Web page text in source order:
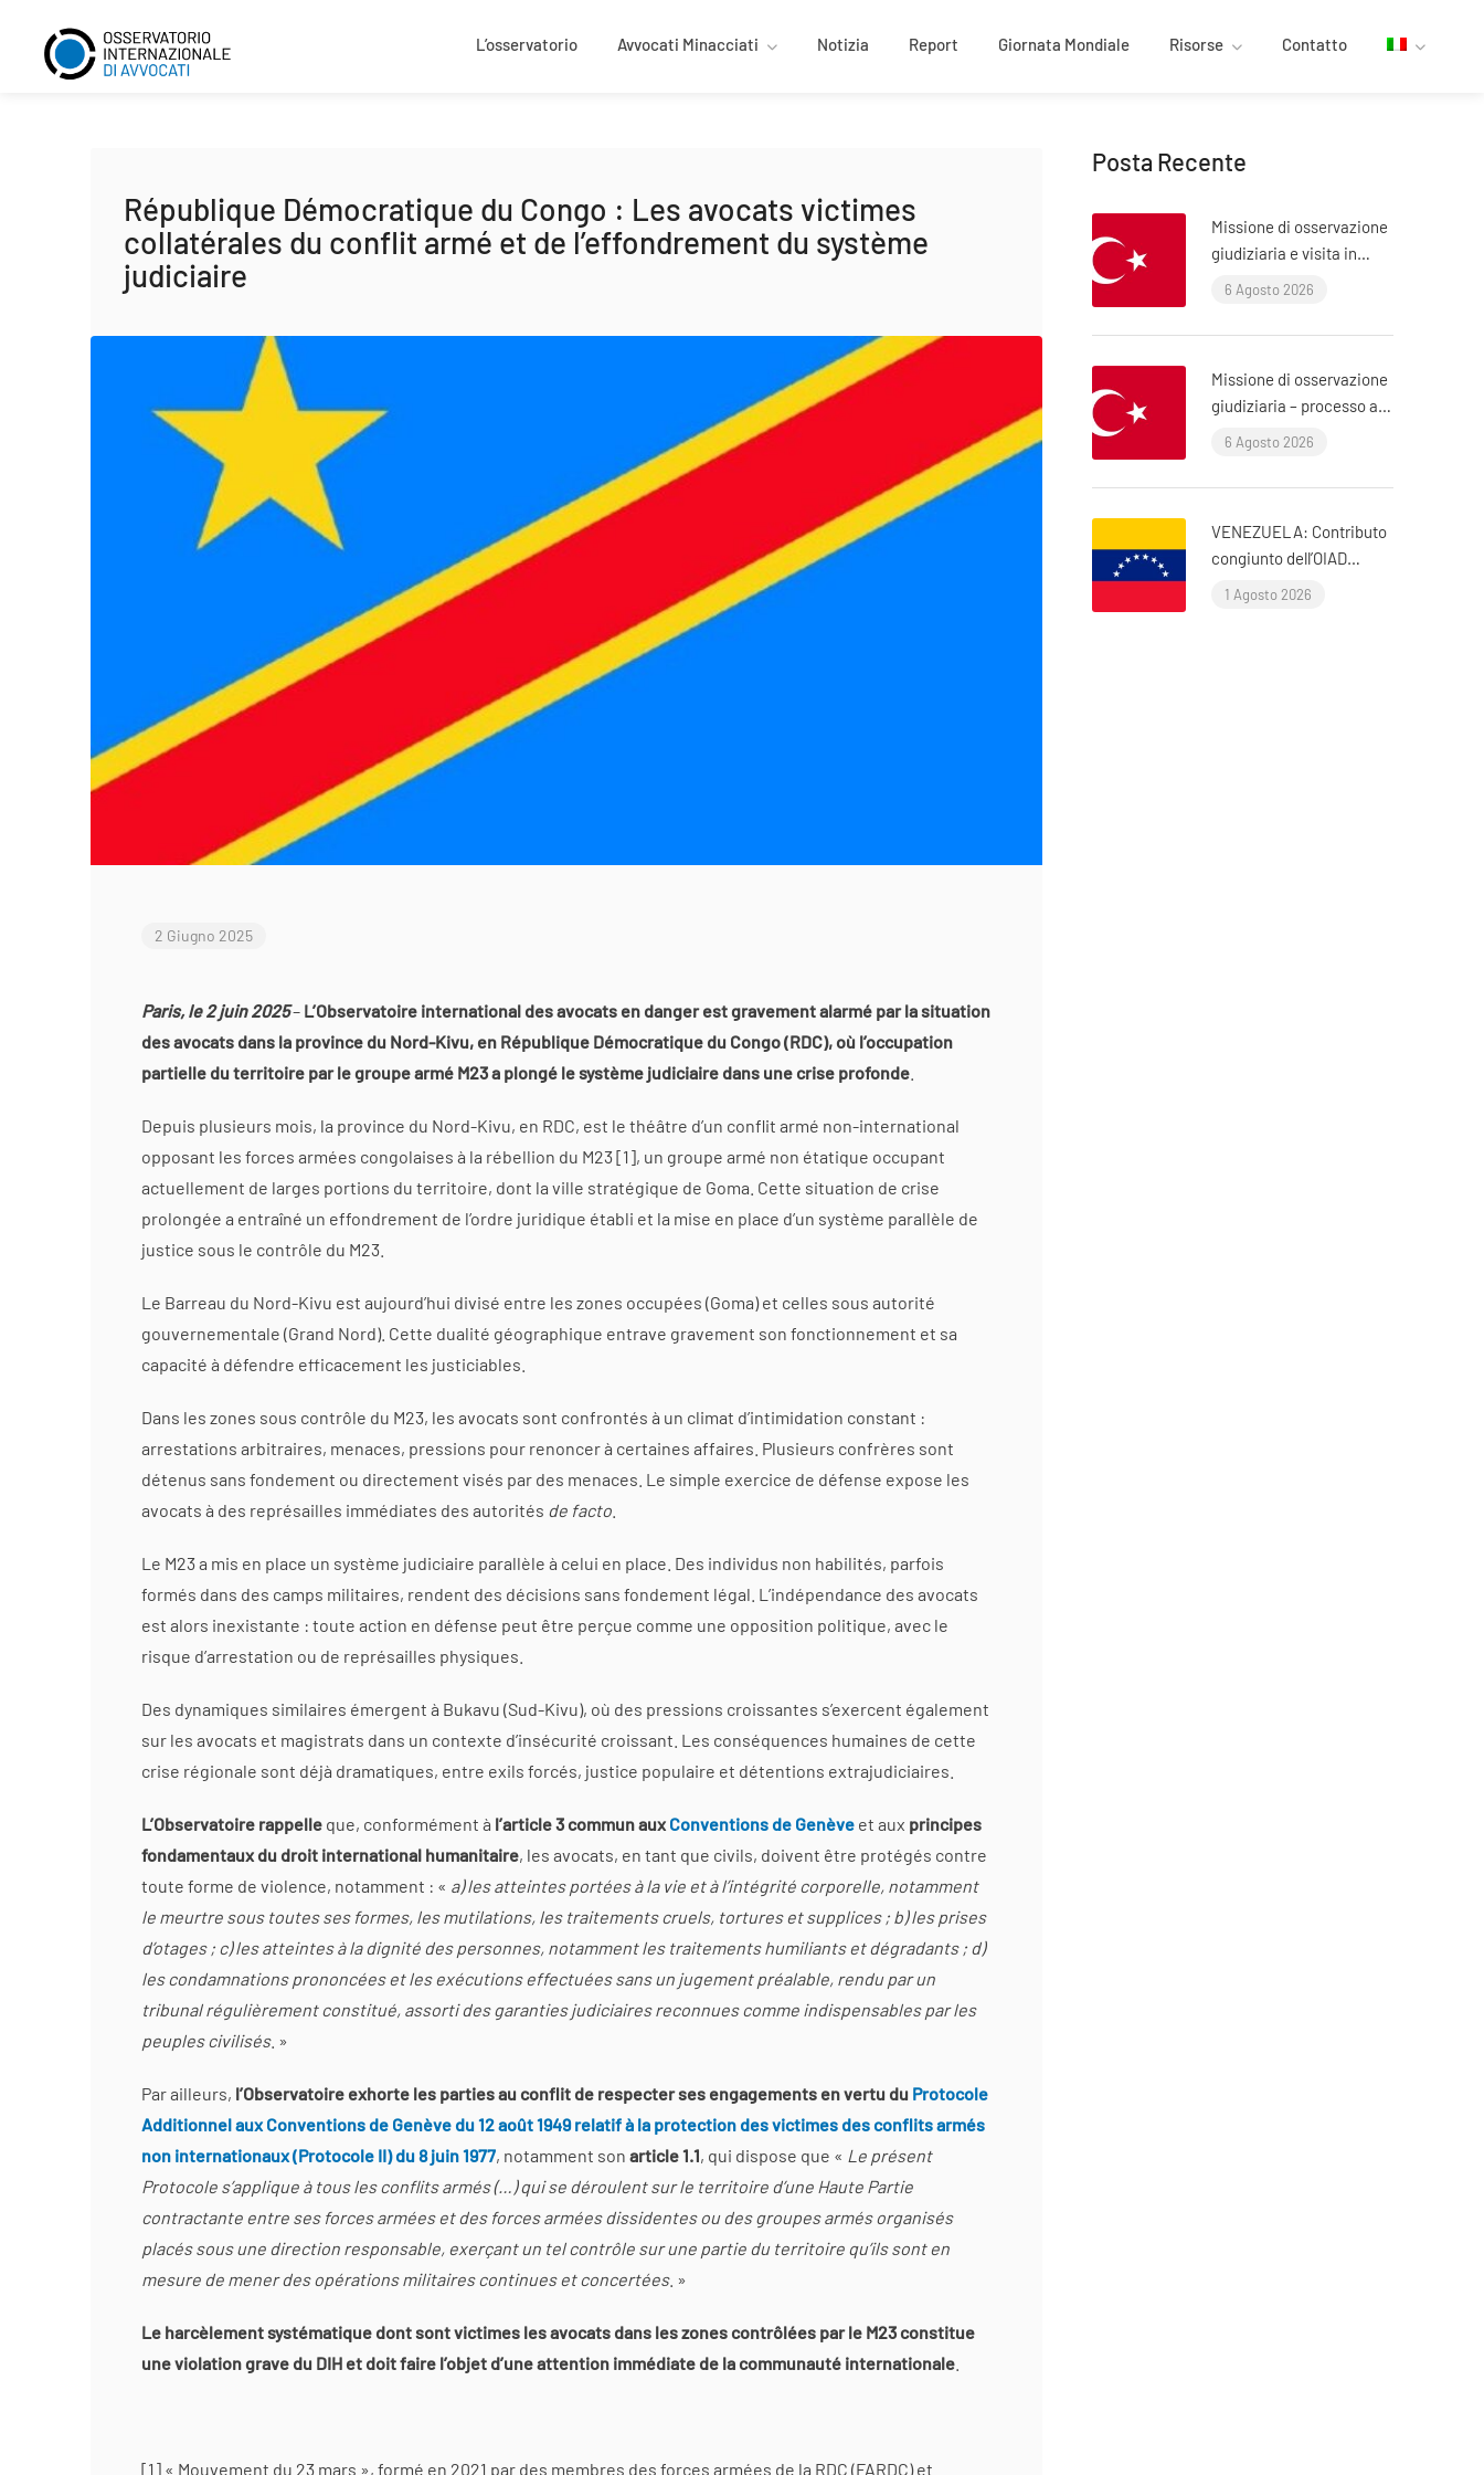
L’osservatorio Avvocati Minacciati Notizia Report Giornata Mondiale Risorse Contatto
République Démocratique du Congo : Les avocats victimes
collatérales du conflit armé et de l’effondrement du système
judiciaire
2 Giugno 2025
Paris, le 2 juin 2025– L’Observatoire international des avocats en danger est gravement alarmé par la situation
des avocats dans la province du Nord-Kivu, en République Démocratique du Congo (RDC), où l’occupation
partielle du territoire par le groupe armé M23 a plongé le système judiciaire dans une crise profonde
Depuis plusieurs mois, la province du Nord-Kivu, en RDC, est le théâtre d’un conflit armé non-international
opposant les forces armées congolaises à la rébellion du M23 [1], un groupe armé non étatique occupant
actuellement de larges portions du territoire, dont la ville stratégique de Goma. Cette situation de crise
prolongée a entraîné un effondrement de l’ordre juridique établi et la mise en place d’un système parallèle de
justice sous le contrôle du M23.
Le Barreau du Nord-Kivu est aujourd’hui divisé entre les zones occupées (Goma) et celles sous autorité
gouvernementale (Grand Nord). Cette dualité géographique entrave gravement son fonctionnement et sa
capacité à défendre efficacement les justiciables.
Dans les zones sous contrôle du M23, les avocats sont confrontés à un climat d’intimidation constant :
arrestations arbitraires, menaces, pressions pour renoncer à certaines affaires. Plusieurs confrères sont
détenus sans fondement ou directement visés par des menaces. Le simple exercice de défense expose les
avocats à des représailles immédiates des autorités de facto
Le M23 a mis en place un système judiciaire parallèle à celui en place. Des individus non habilités, parfois
formés dans des camps militaires, rendent des décisions sans fondement légal. L’indépendance des avocats
est alors inexistante : toute action en défense peut être perçue comme une opposition politique, avec le
risque d’arrestation ou de représailles physiques.
Des dynamiques similaires émergent à Bukavu (Sud-Kivu), où des pressions croissantes s’exercent également
sur les avocats et magistrats dans un contexte d’insécurité croissant. Les conséquences humaines de cette
crise régionale sont déjà dramatiques, entre exils forcés, justice populaire et détentions extrajudiciaires.
L’Observatoire rappelle que, conformément à l’article 3 commun aux Conventions de Genève et aux principes
fondamentaux du droit international humanitaire, les avocats, en tant que civils, doivent être protégés contre
toute forme de violence, notamment : « a)les atteintes portées à la vie et à l’intégrité corporelle, notamment
le meurtre sous toutes ses formes, les mutilations, les traitements cruels, tortures et supplices ; b) les prises
d’otages ; c) les atteintes à la dignité des personnes, notamment les traitements humiliants et dégradants ; d)
les condamnations prononcées et les exécutions effectuées sans un jugement préalable, rendu par un
tribunal régulièrement constitué, assorti des garanties judiciaires reconnues comme indispensables par les
peuples civilisés. »
Par ailleurs, l’Observatoire exhorte les parties au conflit de respecter ses engagements en vertu du Protocole
Additionnel aux Conventions de Genève du 12 août 1949 relatif à la protection des victimes des conflits armés
non internationaux (Protocole II) du 8 juin 1977, notamment sonarticle 1.1, qui dispose que « Le présent
Protocole s’applique à tous les conflits armés (…) qui se déroulent sur le territoire d’une Haute Partie
contractante entre ses forces armées et des forces armées dissidentes ou des groupes armés organisés
placés sous une direction responsable, exerçant un tel contrôle sur une partie du territoire qu’ils sont en
mesure de mener des opérations militaires continues et concertées. »
Le harcèlement systématique dont sont victimes les avocats dans les zones contrôlées par le M23 constitue
une violation grave du DIH et doit faire l’objet d’une attention immédiate de la communauté internationale
[1] « Mouvement du 23 mars », formé en 2021 par des membres des forces armées de la RDC (FARDC) et
Posta Recente
Missione di osservazione
giudiziaria e visita in
carcere: processo ÇHD II
(Istanbul, Turchia)
6 Agosto 2026
Missione di osservazione
giudiziaria – processo ai
poliziotti che hanno
Çelik (Istanbul, Turchia)
6 Agosto 2026
VENEZUELA: Contributo
congiunto dell’OIAD
all’Esame periodico
1 Agosto 2026